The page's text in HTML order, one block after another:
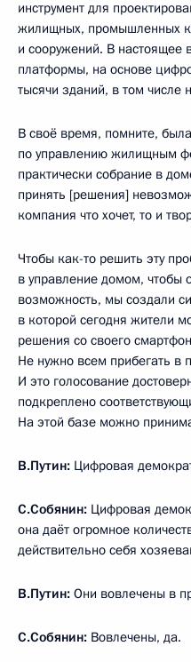
инструмент для
жилищных, промышленных
и сооружений. В настоящее
платформы, на основе
тысячи зданий, в том числе
В своё время, помните,
по управлению жилищным
практически собрание в
принять [решения]
компания что хочет, то и
Чтобы как-то решить эту
в управление домом, чтобы
возможность, мы создали
в которой сегодня жители
решения со своего
Не нужно всем прибегать в
И это голосование
подкреплено
На этой базе можно
В.Путин: Цифровая
С.Собянин: Цифровая
она даёт огромное
действительно себя
В.Путин: Они вовлечены в
С.Собянин: Вовлечены, да.